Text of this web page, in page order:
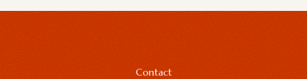
Contact